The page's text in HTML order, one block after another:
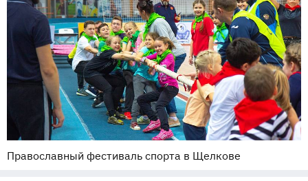
Православный фестиваль спорта в Щелкове